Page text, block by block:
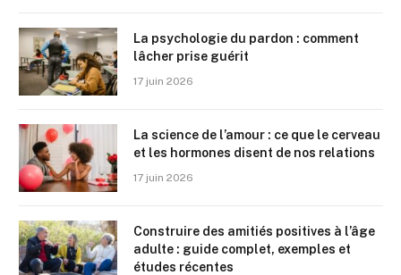
La psychologie du pardon : comment
lâcher prise guérit
17 juin 2026
La science de l’amour : ce que le cerveau
et les hormones disent de nos relations
17 juin 2026
Construire des amitiés positives à l’âge
adulte : guide complet, exemples et
études récentes